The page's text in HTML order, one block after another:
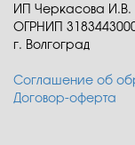
ИП Черкасова И.В.
ОГРНИП
г. Волгоград
Соглашение об
Договор-оферта